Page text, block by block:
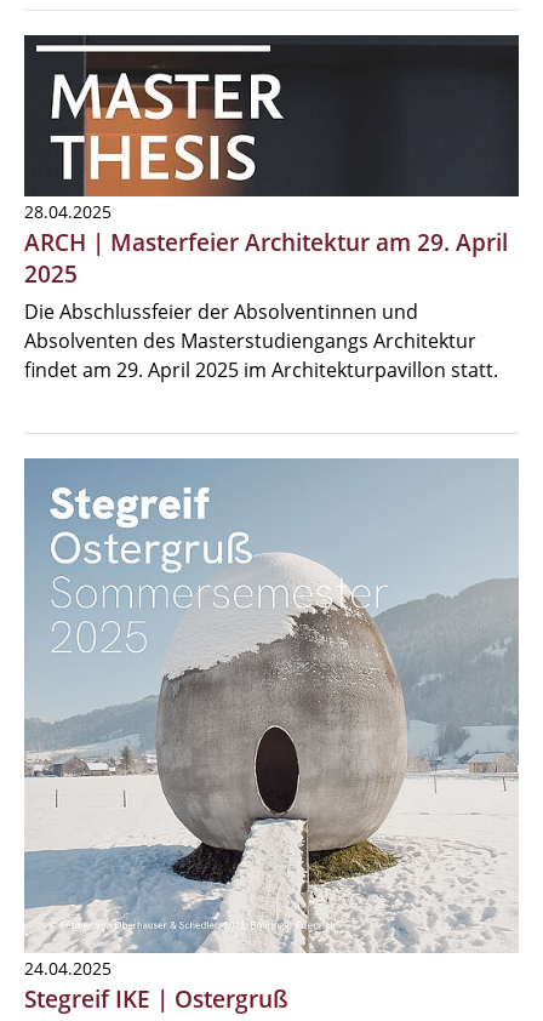
28.04.2025
ARCH | Masterfeier Architektur am 29. April
2025
Die Abschlussfeier der Absolventinnen und
Absolventen des Masterstudiengangs Architektur
findet am 29. April 2025 im Architekturpavillon statt.
24.04.2025
Stegreif IKE | Ostergruß